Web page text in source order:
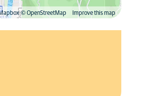
© OpenStreetMap Improve this map